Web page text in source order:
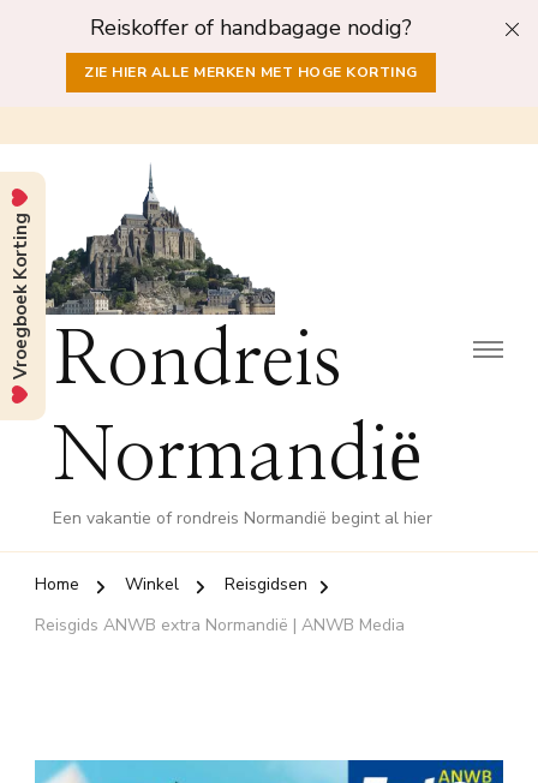
Reiskoffer of handbagage nodig?
ZIE HIER ALLE MERKEN MET HOGE KORTING
Rondreis
Normandië
Een vakantie of rondreis Normandië begint al hier
Home Winkel
Reisgidsen
Reisgids ANWB extra Normandië | ANWB Media
Vroegboek Korting